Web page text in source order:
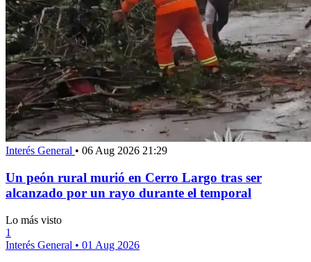
Interés General • 06 Aug 2026 21:29
Un peón rural murió en Cerro Largo tras ser
alcanzado por un rayo durante el temporal
Lo más visto
1
Interés General • 01 Aug 2026